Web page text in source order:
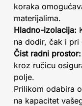
koraka
materijalima.
Hladno-izolacija:
na dodir, čak i pri
Čist radni prostor:
kroz ručicu
polje.
Prilikom odabira
na kapacitet